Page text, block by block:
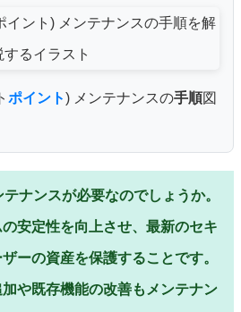
ポイント) メンテナンスの手順図
ナンスが必要なのでしょうか。
安定性を向上させ、最新のセキ
ーの資産を保護することです。
や既存機能の改善もメンテナン